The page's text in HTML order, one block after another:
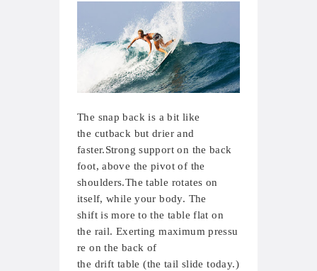
The snap back is a bit like
the cutback but drier and
faster.Strong support on the back
foot, above the pivot of the
shoulders.The table rotates on
itself, while your body. The
shift is more to the table flat on
the rail. Exerting maximum pressu
re on the back of
the drift table (the tail slide today.)